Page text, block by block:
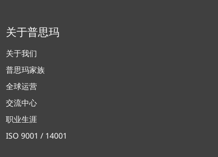
关于普思玛
关于我们
普思玛家族
全球运营
交流中心
职业生涯
ISO 9001 / 14001